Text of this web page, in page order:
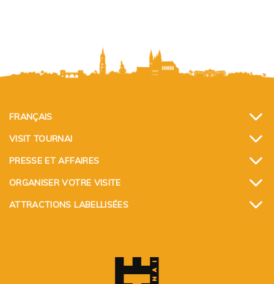
FRANÇAIS
VISIT TOURNAI
PRESSE ET AFFAIRES
ORGANISER VOTRE VISITE
ATTRACTIONS LABELLISÉES